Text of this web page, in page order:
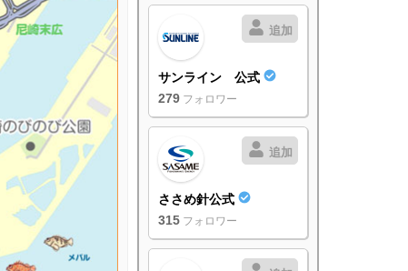
追加
サンライン 公式
279 フォロワー
追加
ささめ針公式
315 フォロワー